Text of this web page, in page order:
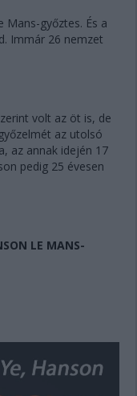
Mans-győztes. És a
Immár 26 nemzet
volt az öt is, de
az utolsó
az annak idején 17
pedig 25 évesen
LE MANS-